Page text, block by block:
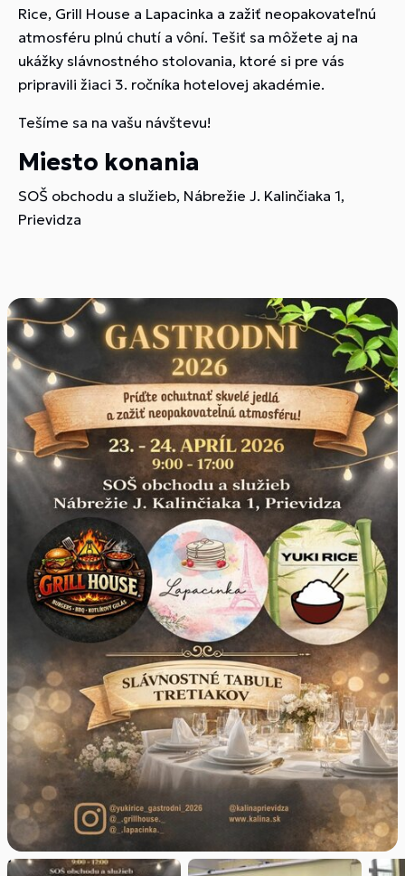
Rice, Grill House a Lapacinka a zažiť neopakovateľnú
atmosféru plnú chutí a vôní. Tešiť sa môžete aj na
ukážky slávnostného stolovania, ktoré si pre vás
pripravili žiaci 3. ročníka hotelovej akadémie.
Tešíme sa na vašu návštevu!
Miesto konania
SOŠ obchodu a služieb, Nábrežie J. Kalinčiaka 1,
Prievidza